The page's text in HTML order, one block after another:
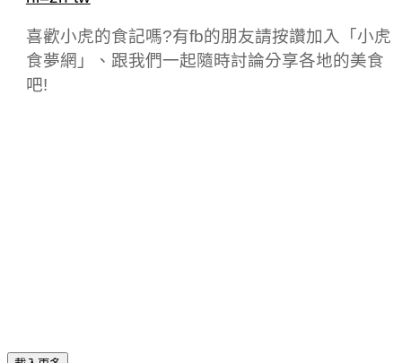
喜歡小虎的食記嗎?有fb的朋友請按讚加入「小虎
食夢網」、跟我們一起隨時討論分享各地的美食
吧!